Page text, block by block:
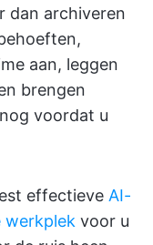
dan archiveren
aan, leggen
brengen
voordat u
effectieve AI-
voor u